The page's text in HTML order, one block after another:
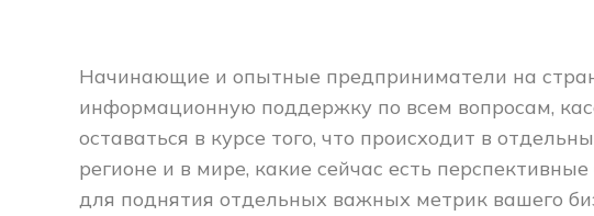
Начинающие и опытные предприниматели на
информационную поддержку по всем вопросам,
оставаться в курсе того, что происходит в
регионе и в мире, какие сейчас есть
для поднятия отдельных важных метрик вашего